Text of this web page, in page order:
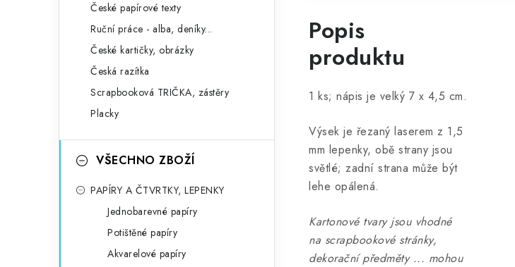
České papírové texty
Ruční práce - alba, deníky...
České kartičky, obrázky
Česká razítka
Scrapbooková TRIČKA, zástěry
Placky
VŠECHNO ZBOŽÍ
PAPÍRY A ČTVRTKY, LEPENKY
Jednobarevné papíry
Potištěné papíry
Akvarelové papíry
Popis
produktu
1 ks; nápis je velký 7 x 4,5 cm.
Výsek je řezaný laserem z 1,5
mm lepenky, obě strany jsou
světlé; zadní strana může být
lehe opálená.
Kartonové tvary jsou vhodné
na scrapbookové stránky,
dekorační předměty ... mohou